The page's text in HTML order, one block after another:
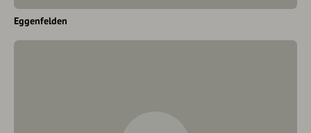
Eggenfelden